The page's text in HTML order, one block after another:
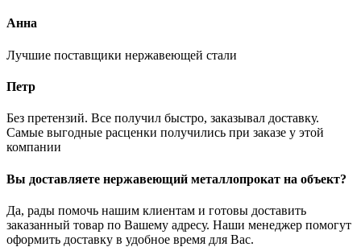
Анна
Лучшие поставщики нержавеющей стали
Петр
Без претензий. Все получил быстро, заказывал доставку.
Самые выгодные расценки получились при заказе у этой
компании
Вы доставляете нержавеющий металлопрокат на объект?
Да, рады помочь нашим клиентам и готовы доставить
заказанный товар по Вашему адресу. Наши менеджер помогут
оформить доставку в удобное время для Вас.